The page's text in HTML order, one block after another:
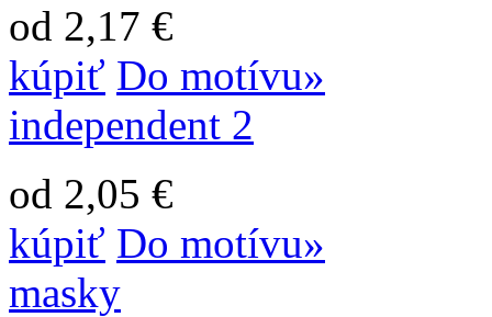
od 2,17 €
kúpiť Do motívu»
independent 2
od 2,05 €
kúpiť Do motívu»
masky